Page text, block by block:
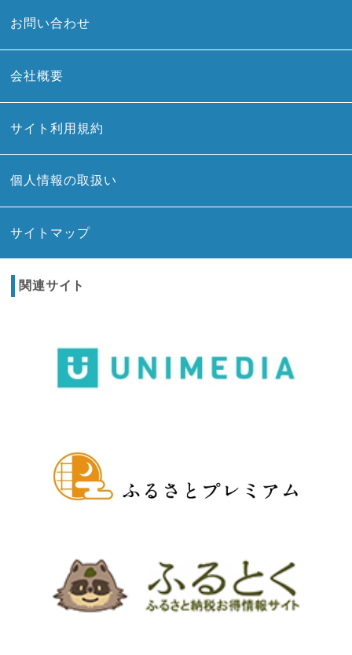
お問い合わせ
会社概要
サイト利用規約
個人情報の取扱い
サイトマップ
関連サイト